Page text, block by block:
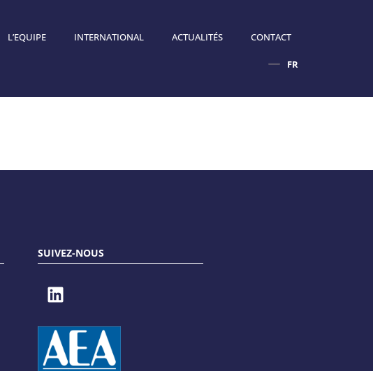
L’EQUIPE INTERNATIONAL ACTUALITÉS CONTACT
FR
EN
SUIVEZ-NOUS